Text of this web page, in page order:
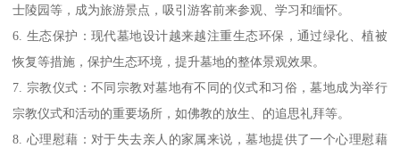
士陵园等，成为旅游景点，吸引游客前来参观、学习和缅怀。
6. 生态保护：现代墓地设计越来越注重生态环保，通过绿化、植被
恢复等措施，保护生态环境，提升墓地的整体景观效果。
7. 宗教仪式：不同宗教对墓地有不同的仪式和习俗，墓地成为举行
宗教仪式和活动的重要场所，如佛教的放生、的追思礼拜等。
8. 心理慰藉：对于失去亲人的家属来说，墓地提供了一个心理慰藉